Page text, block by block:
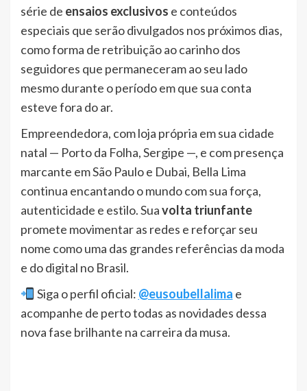
série de ensaios exclusivos e conteúdos
especiais que serão divulgados nos próximos dias,
como forma de retribuição ao carinho dos
seguidores que permaneceram ao seu lado
mesmo durante o período em que sua conta
esteve fora do ar.
Empreendedora, com loja própria em sua cidade
natal — Porto da Folha, Sergipe —, e com presença
marcante em São Paulo e Dubai, Bella Lima
continua encantando o mundo com sua força,
autenticidade e estilo. Suavolta triunfante
promete movimentar as redes e reforçar seu
nome como uma das grandes referências da moda
e do digital no Brasil.
Siga o perfil oficial: @eusoubellalima e
acompanhe de perto todas as novidades dessa
nova fase brilhante na carreira da musa.